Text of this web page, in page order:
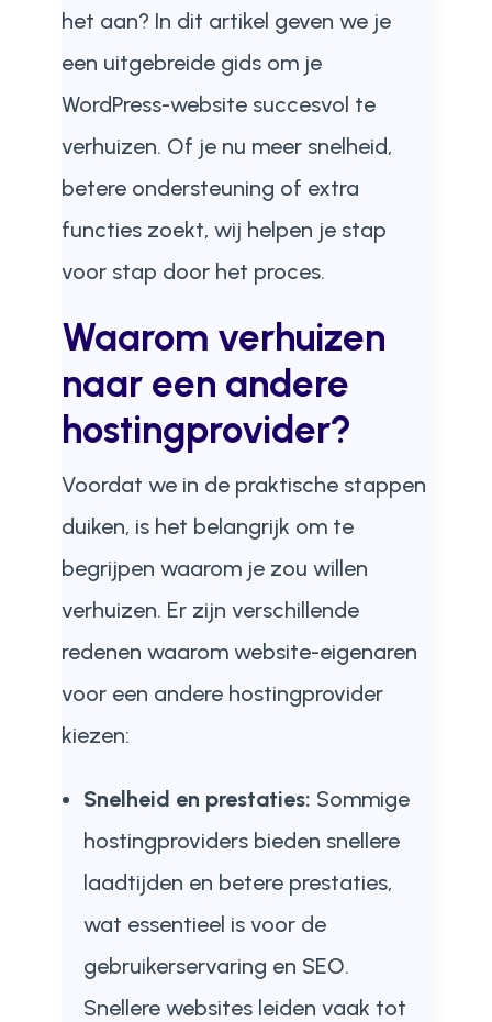
het aan? In dit artikel geven we je
een uitgebreide gids om je
WordPress-website succesvol te
verhuizen. Of je nu meer snelheid,
betere ondersteuning of extra
functies zoekt, wij helpen je stap
voor stap door het proces.
Waarom verhuizen
naar een andere
hostingprovider?
Voordat we in de praktische stappen
duiken, is het belangrijk om te
begrijpen waarom je zou willen
verhuizen. Er zijn verschillende
redenen waarom website-eigenaren
voor een andere hostingprovider
kiezen:
Snelheid en prestaties: Sommige
hostingproviders bieden snellere
laadtijden en betere prestaties,
wat essentieel is voor de
gebruikerservaring en SEO.
Snellere websites leiden vaak tot